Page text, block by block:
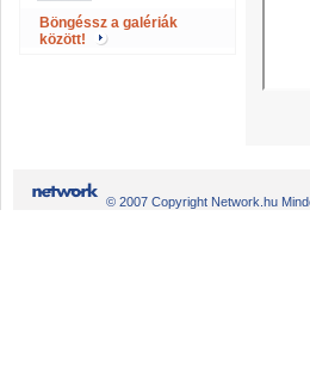
Böngéssz a galériák
között!
© 2007 Copyright Network.hu